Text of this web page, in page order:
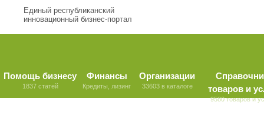
Единый республиканский
инновационный бизнес-портал
Помощь бизнесу
1837 статей
Финансы
Кредиты, лизинг
Организации
33603 в каталоге
товаров и
9580 товаров и